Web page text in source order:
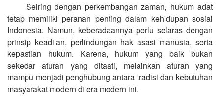
Seiring dengan perkembangan zaman, hukum adat
tetap memiliki peranan penting dalam kehidupan sosial
Indonesia. Namun, keberadaannya perlu selaras dengan
prinsip keadilan, perlindungan hak asasi manusia, serta
kepastian hukum. Karena, hukum yang baik bukan
sekedar aturan yang ditaati, melainkan aturan yang
mampu menjadi penghubung antara tradisi dan kebutuhan
masyarakat modern di era modern ini.